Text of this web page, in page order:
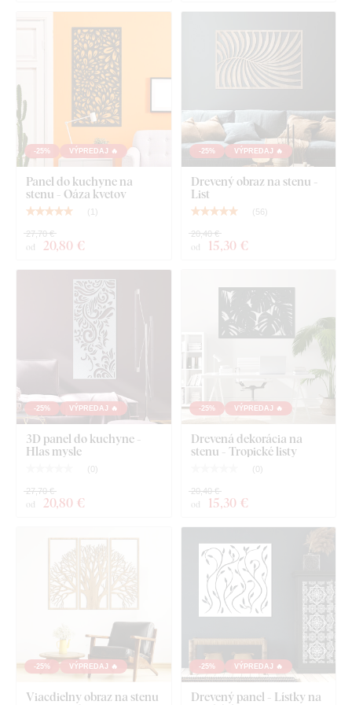
Čo nájdete v balíku?
Nástenný panel do kuchyne - Háj
-25% VÝPREDAJ 🔥
Panel do kuchyne na
stenu - Oáza kvetov
( 1 )
od 20,80 €
27,70 €
-25% VÝPREDAJ 🔥
Drevený obraz na stenu -
List
( 56 )
od 15,30 €
20,40 €
-25% VÝPREDAJ 🔥
3D panel do kuchyne -
Hlas mysle
( 0 )
od 20,80 €
27,70 €
-25% VÝPREDAJ 🔥
Drevená dekorácia na
stenu - Tropické listy
( 0 )
od 15,30 €
20,40 €
-25% VÝPREDAJ 🔥
Viacdielny obraz na stenu
-25% VÝPREDAJ 🔥
Drevený panel - Lístky na